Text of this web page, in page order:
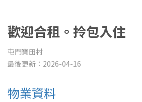
歡迎合租。拎包入住
屯門寶田村
最後更新：2026-04-16
物業資料